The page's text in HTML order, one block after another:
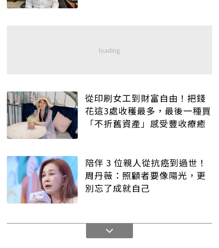
從印刷女工到財富自由！把錢
花這3處收穫最多，最後一種買
「不折舊資產」感受豐收療癒
陪伴 3 位親人從抗癌到過世！
周丹薇：照顧者要像陽光，更
別忘了成就自己